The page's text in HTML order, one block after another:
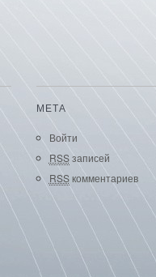
МЕТА
Войти
RSSзаписей
RSSкомментариев